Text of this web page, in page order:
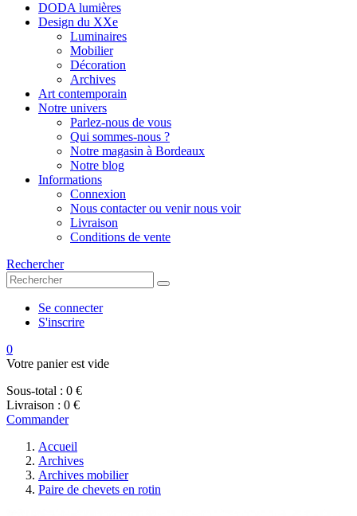
DODA lumières
Design du XXe
Luminaires
Mobilier
Décoration
Archives
Art contemporain
Notre univers
Parlez-nous de vous
Qui sommes-nous ?
Notre magasin à Bordeaux
Notre blog
Informations
Connexion
Nous contacter ou venir nous voir
Livraison
Conditions de vente
Rechercher
Se connecter
S'inscrire
0
Votre panier est vide
Sous-total : 0 €
Livraison : 0 €
Commander
Accueil
Archives
Archives mobilier
Paire de chevets en rotin